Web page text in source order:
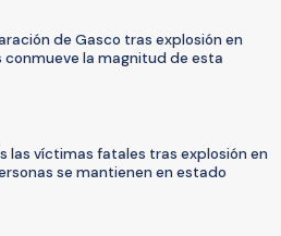
de Gasco tras explosión en
conmueve la magnitud de esta
las víctimas fatales tras explosión en
se mantienen en estado